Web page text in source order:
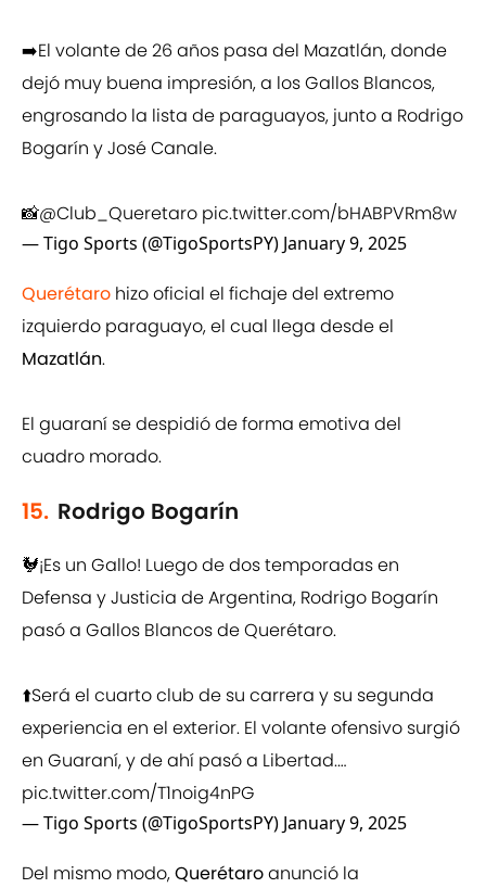
➡️El volante de 26 años pasa del Mazatlán, donde
dejó muy buena impresión, a los Gallos Blancos,
engrosando la lista de paraguayos, junto a Rodrigo
Bogarín y José Canale.
📸@Club_Queretaro pic.twitter.com/bHABPVRm8w
— Tigo Sports (@TigoSportsPY) January 9, 2025
Querétaro hizo oficial el fichaje del extremo
izquierdo paraguayo, el cual llega desde el
Mazatlán.
El guaraní se despidió de forma emotiva del
cuadro morado.
15. Rodrigo Bogarín
🐓¡Es un Gallo! Luego de dos temporadas en
Defensa y Justicia de Argentina, Rodrigo Bogarín
pasó a Gallos Blancos de Querétaro.
⬆️Será el cuarto club de su carrera y su segunda
experiencia en el exterior. El volante ofensivo surgió
en Guaraní, y de ahí pasó a Libertad.…
pic.twitter.com/T1noig4nPG
— Tigo Sports (@TigoSportsPY) January 9, 2025
Del mismo modo,Querétaroanunció la